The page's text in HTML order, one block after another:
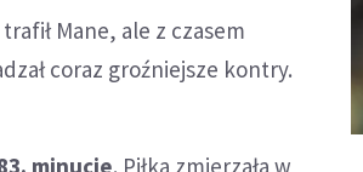
Mane, ale z czasem
coraz groźniejsze kontry.
minucie. Piłka zmierzała w